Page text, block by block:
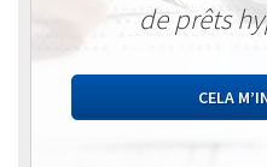
de prêts
CELA